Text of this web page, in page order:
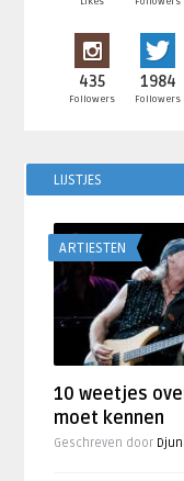
435
Followers
1984
Followers
LIJSTJES
ARTIESTEN
10 weetjes
moet kennen
Geschreven door